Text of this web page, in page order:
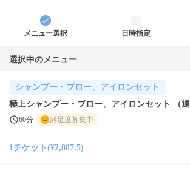
メニュー選択 日時指定
選択中のメニュー
シャンプー・ブロー、アイロンセット
極上シャンプー・ブロー、アイロンセット （通
60分 満足度募集中
1チケット(¥2,887.5)